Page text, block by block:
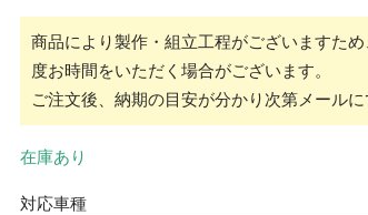
商品により製作・組立工程がございますた
度お時間をいただく場合がございます。
ご注文後、納期の目安が分かり次第メールに
在庫あり
対応車種